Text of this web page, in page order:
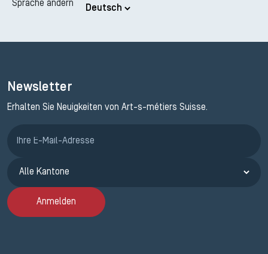
Sprache ändern
Newsletter
Erhalten Sie Neuigkeiten von Art-s-métiers Suisse.
Anmelden